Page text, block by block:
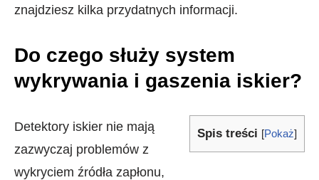
znajdziesz kilka przydatnych informacji.
Do czego służy system
wykrywania i gaszenia iskier?
Spis treści [Pokaż]
Detektory iskier nie mają
zazwyczaj problemów z
wykryciem źródła zapłonu,